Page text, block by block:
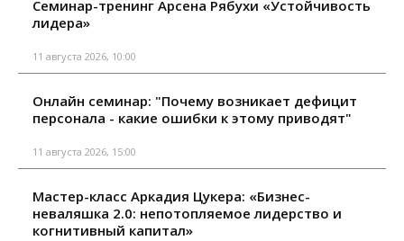
Семинар-тренинг Арсена Рябухи «Устойчивость
лидера»
11 августа 2026, 10:00
Онлайн семинар: "Почему возникает дефицит
персонала - какие ошибки к этому приводят"
11 августа 2026, 15:00
Мастер-класс Аркадия Цукера: «Бизнес-
неваляшка 2.0: непотопляемое лидерство и
когнитивный капитал»